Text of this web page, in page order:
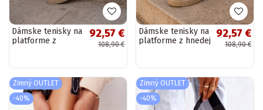
Dámske tenisky na
platforme z
92,57 €
108,90 €
Dámske tenisky na
platforme z hnedej
92,57 €
108,90 €
Zimný OUTLET
-40%
Zimný OUTLET
-40%